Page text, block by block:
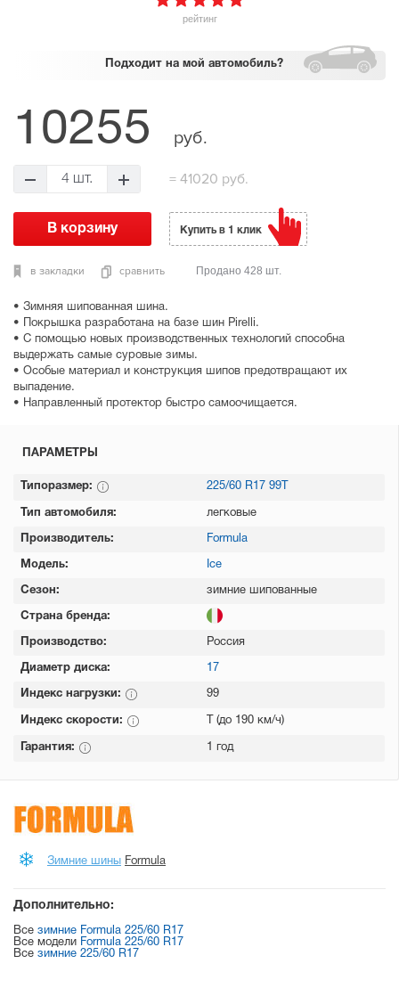
рейтинг
Подходит на мой автомобиль?
• Зимняя шипованная шина.
• Покрышка разработана на базе шин Pirelli.
• С помощью новых производственных технологий способна
выдержать самые суровые зимы.
• Особые материал и конструкция шипов предотвращают их
выпадение.
• Направленный протектор быстро самоочищается.
10255 руб.
4 шт. = 41020 руб.
в закладки сравнить
Купить в 1 клик
Продано 428 шт.
ПАРАМЕТРЫ
Типоразмер: 225/60 R17 99T
Тип автомобиля: легковые
Производитель: Formula
Модель: Ice
Сезон: зимние шипованные
Страна бренда:
Производство: Россия
Диаметр диска: 17
Индекс нагрузки: 99
Индекс скорости: T (до 190 км/ч)
Гарантия: 1 год
Зимние шины Formula
Дополнительно:
Все зимние Formula 225/60 R17
Все модели Formula 225/60 R17
Все зимние 225/60 R17